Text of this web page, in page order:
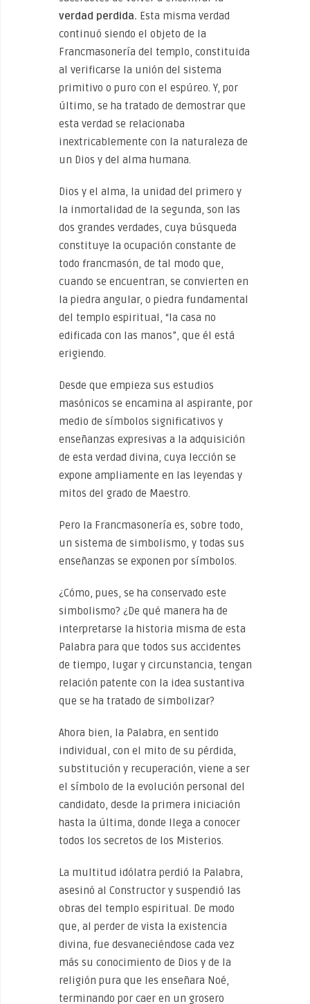
verdad perdida. Esta misma verdad
continuó siendo el objeto de la
Francmasonería del templo, constituida
al verificarse la unión del sistema
primitivo o puro con el espúreo. Y, por
último, se ha tratado de demostrar que
esta verdad se relacionaba
inextricablemente con la naturaleza de
un Dios y del alma humana.
Dios y el alma, la unidad del primero y
la inmortalidad de la segunda, son las
dos grandes verdades, cuya búsqueda
constituye la ocupación constante de
todo francmasón, de tal modo que,
cuando se encuentran, se convierten en
la piedra angular, o piedra fundamental
del templo espiritual, “la casa no
edificada con las manos”, que él está
erigiendo.
Desde que empieza sus estudios
masónicos se encamina al aspirante, por
medio de símbolos significativos y
enseñanzas expresivas a la adquisición
de esta verdad divina, cuya lección se
expone ampliamente en las leyendas y
mitos del grado de Maestro.
Pero la Francmasonería es, sobre todo,
un sistema de simbolismo, y todas sus
enseñanzas se exponen por símbolos.
¿Cómo, pues, se ha conservado este
simbolismo? ¿De qué manera ha de
interpretarse la historia misma de esta
Palabra para que todos sus accidentes
de tiempo, lugar y circunstancia, tengan
relación patente con la idea sustantiva
que se ha tratado de simbolizar?
Ahora bien, la Palabra, en sentido
individual, con el mito de su pérdida,
substitución y recuperación, viene a ser
el símbolo de la evolución personal del
candidato, desde la primera iniciación
hasta la última, donde llega a conocer
todos los secretos de los Misterios.
La multitud idólatra perdió la Palabra,
asesinó al Constructor y suspendió las
obras del templo espiritual. De modo
que, al perder de vista la existencia
divina, fue desvaneciéndose cada vez
más su conocimiento de Dios y de la
religión pura que les enseñara Noé,
terminando por caer en un grosero